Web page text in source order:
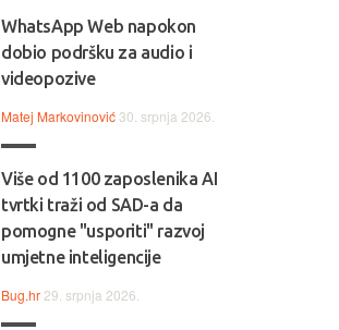
WhatsApp Web napokon
dobio podršku za audio i
videopozive
Matej Markovinović 30. srpnja 2026.
Više od 1100 zaposlenika AI
tvrtki traži od SAD-a da
pomogne "usporiti" razvoj
umjetne inteligencije
Bug.hr 29. srpnja 2026.